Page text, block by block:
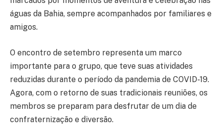
águas da Bahia, sempre acompanhados por familiares e
amigos.
O encontro de setembro representa um marco
importante para o grupo, que teve suas atividades
reduzidas durante o período da pandemia de COVID-19.
Agora, com o retorno de suas tradicionais reuniões, os
membros se preparam para desfrutar de um dia de
confraternização e diversão.